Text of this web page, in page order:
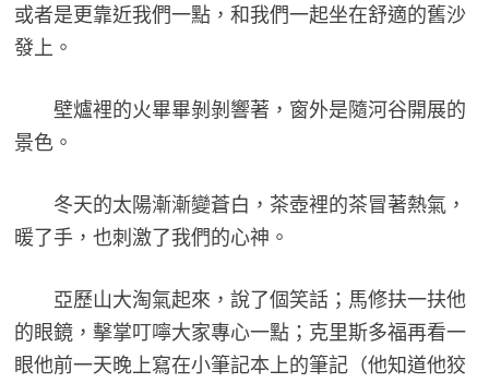
或者是更靠近我們一點，和我們一起坐在舒適的舊沙
發上。
壁爐裡的火畢畢剝剝響著，窗外是隨河谷開展的
景色。
冬天的太陽漸漸變蒼白，茶壺裡的茶冒著熱氣，
暖了手，也刺激了我們的心神。
亞歷山大淘氣起來，說了個笑話；馬修扶一扶他
的眼鏡，擊掌叮嚀大家專心一點；克里斯多福再看一
眼他前一天晚上寫在小筆記本上的筆記（他知道他狡